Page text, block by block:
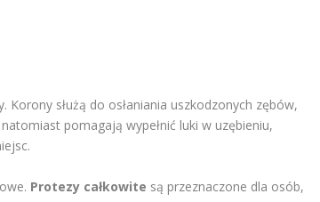
służą do osłaniania uszkodzonych zębów,
natomiast pomagają wypełnić luki w uzębieniu,
Protezy całkowite są przeznaczone dla osób,